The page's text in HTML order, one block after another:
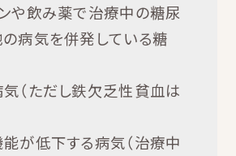
や飲み薬で治療中の糖尿
病気を併発している糖
（ただし鉄欠乏性貧血は
が低下する病気（治療中